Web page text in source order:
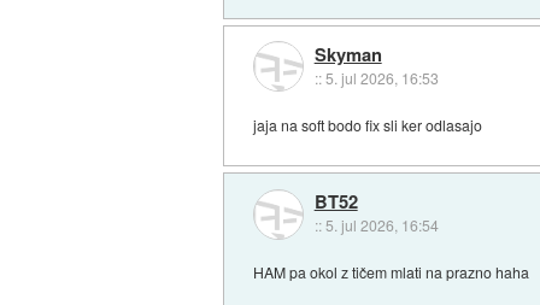
Skyman
::5. jul 2026, 16:53
jaja na soft bodo fix sli ker odlasajo
BT52
:: 5. jul 2026, 16:54
HAM pa okol z tičem mlati na prazno haha